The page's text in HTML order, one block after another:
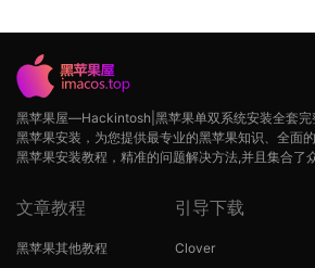
黑苹果屋—Hackintosh|黑苹果单双系统安装全套完
黑苹果安装，为您提供最专业的黑苹果知识、全面
黑苹果安装教程，精准的问题解决方法,并且集合了
文章教程
黑苹果其他教程
引导下载
Clover